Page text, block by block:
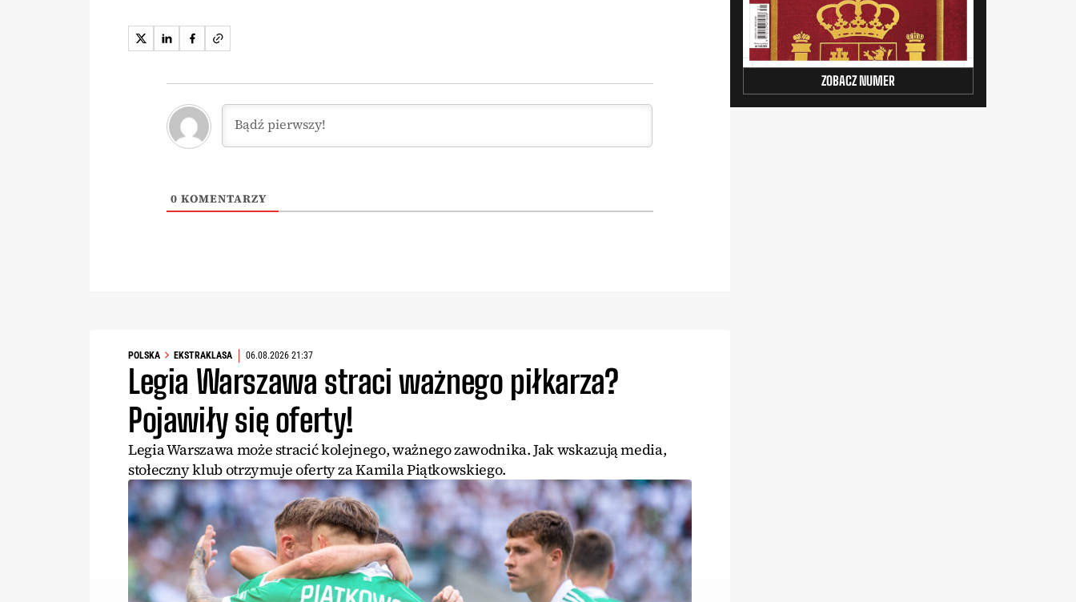
0 KOMENTARZY
ZOBACZ NUMER
POLSKA EKSTRAKLASA 06.08.2026 21:37
Legia Warszawa straci ważnego piłkarza?
Pojawiły się oferty!
Legia Warszawa może stracić kolejnego, ważnego zawodnika. Jak wskazują media,
stołeczny klub otrzymuje oferty za Kamila Piątkowskiego.